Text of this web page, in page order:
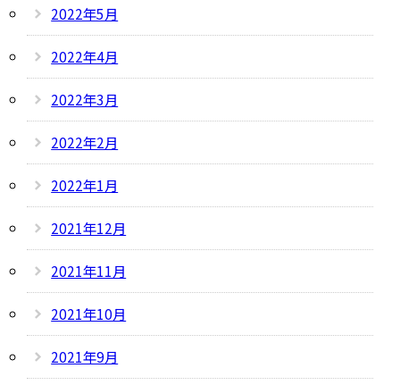
2022年5月
2022年4月
2022年3月
2022年2月
2022年1月
2021年12月
2021年11月
2021年10月
2021年9月